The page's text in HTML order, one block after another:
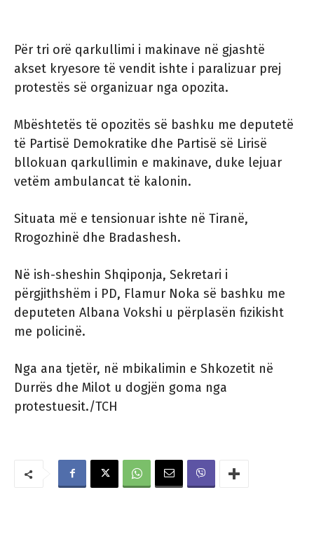
Për tri orë qarkullimi i makinave në gjashtë
akset kryesore të vendit ishte i paralizuar prej
protestës së organizuar nga opozita.
Mbështetës të opozitës së bashku me deputetë
të Partisë Demokratike dhe Partisë së Lirisë
bllokuan qarkullimin e makinave, duke lejuar
vetëm ambulancat të kalonin.
Situata më e tensionuar ishte në Tiranë,
Rrogozhinë dhe Bradashesh.
Në ish-sheshin Shqiponja, Sekretari i
përgjithshëm i PD, Flamur Noka së bashku me
deputeten Albana Vokshi u përplasën fizikisht
me policinë.
Nga ana tjetër, në mbikalimin e Shkozetit në
Durrës dhe Milot u dogjën goma nga
protestuesit./TCH